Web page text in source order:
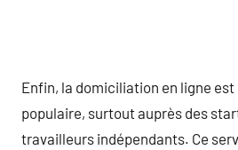
Enfin, la domiciliation en ligne est
populaire, surtout auprès des
travailleurs indépendants. Ce